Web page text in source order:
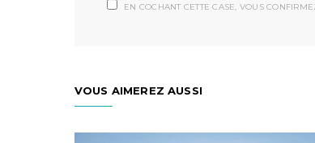
EN COCHANT CETTE CASE, VOUS
VOUS AIMEREZ AUSSI